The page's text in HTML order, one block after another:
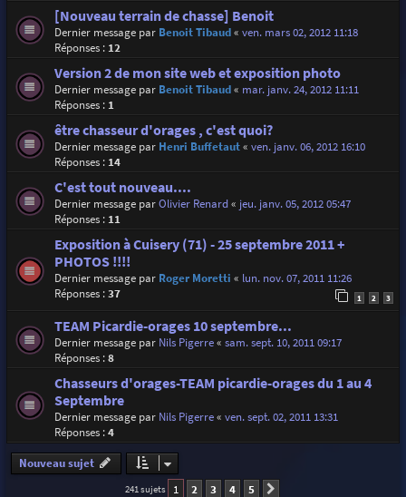
[Nouveau terrain de chasse] Benoit
Dernier message par Benoit Tibaud« ven. mars 02, 2012 11:18
Réponses : 12
Version 2 de mon site web et exposition photo
Dernier message par Benoit Tibaud« mar. janv. 24, 2012 11:11
Réponses : 1
être chasseur d'orages , c'est quoi?
Dernier message par Henri Buffetaut« ven. janv. 06, 2012 16:10
Réponses : 14
C'est tout nouveau....
Dernier message parOlivier Renard« jeu. janv. 05, 2012 05:47
Réponses : 11
Exposition à Cuisery (71) - 25 septembre 2011 +
PHOTOS !!!!
Dernier message par Roger Moretti « lun. nov. 07, 2011 11:26
Réponses :37 1 2 3
TEAM Picardie-orages 10 septembre...
Dernier message par Nils Pigerre« sam. sept. 10, 2011 09:17
Réponses :8
Chasseurs d'orages-TEAM picardie-orages du 1 au 4
Septembre
Dernier message par Nils Pigerre« ven. sept. 02, 2011 13:31
Réponses :4
Nouveau sujet
241 sujets 1 2 3 4 5